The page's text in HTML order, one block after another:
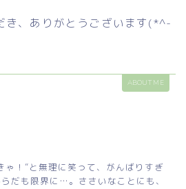
き、ありがとうございます(*^-
ABOUT ME
ゃ！”と無理に笑って、がんばりすぎ
だも限界に…。ささいなことにも、